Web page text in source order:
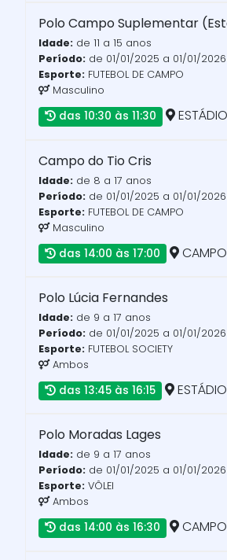
Polo Campo Suplementar
Idade: de 11 a 15 anos
Período: de 01/01/2025 a 01/01/2026
Esporte: FUTEBOL DE CAMPO
Masculino
das 10:30 às 11:30
Campo do Tio Cris
Idade: de 8 a 17 anos
Período: de 01/01/2025 a 01/01/2026
Esporte: FUTEBOL DE CAMPO
Masculino
das 14:00 às 17:00
Polo Lúcia Fernandes
Idade: de 9 a 17 anos
Período: de 01/01/2025 a 01/01/2026
Esporte: FUTEBOL SOCIETY
Ambos
das 13:45 às 16:15
Polo Moradas Lages
Idade: de 9 a 17 anos
Período: de 01/01/2025 a 01/01/2026
Esporte: VÔLEI
Ambos
das 14:00 às 16:30